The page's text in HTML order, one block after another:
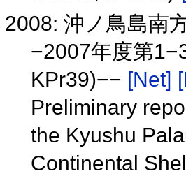
2008: 沖ノ鳥島南
−2007年度第
KPr39)−− [Net]
Preliminary
the Kyushu
Continental